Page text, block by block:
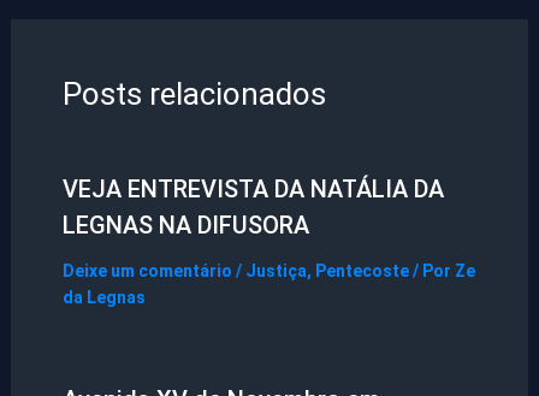
Posts relacionados
VEJA ENTREVISTA DA NATÁLIA DA
LEGNAS NA DIFUSORA
Deixe um comentário / Justiça, Pentecoste/ Por Ze
da Legnas